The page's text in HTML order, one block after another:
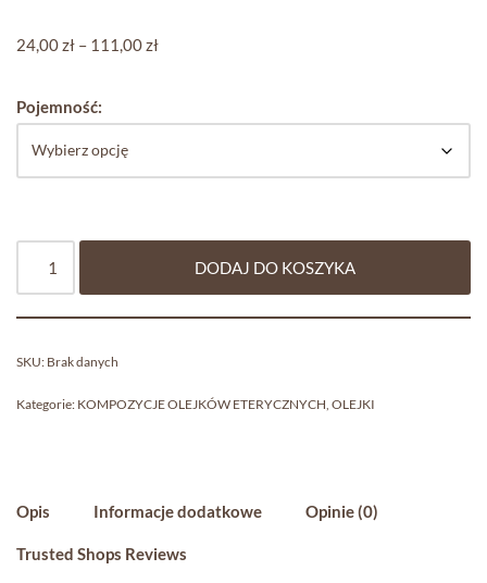
24,00zł – 111,00zł
Pojemność:
DODAJ DO KOSZYKA
SKU: Brak danych
Kategorie: KOMPOZYCJE OLEJKÓW ETERYCZNYCH OLEJKI
Opis Informacje dodatkowe Opinie (0)
Trusted Shops Reviews